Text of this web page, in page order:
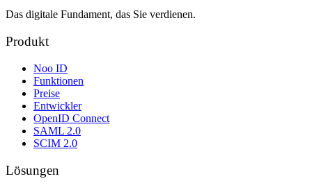
Das digitale Fundament, das Sie verdienen.
Produkt
Noo ID
Funktionen
Preise
Entwickler
OpenID Connect
SAML 2.0
SCIM 2.0
Lösungen